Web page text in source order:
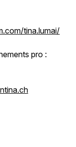
tina.lumai/
pro :